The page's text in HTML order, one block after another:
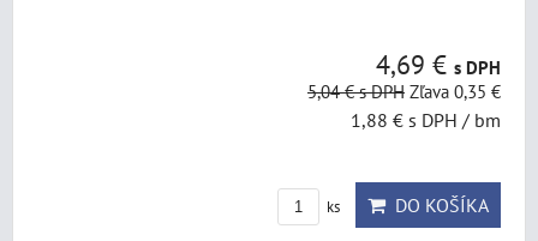
4,69 € s DPH
5,04 €s DPH Zľava 0,35 €
1,88 € s DPH / bm
ks DO KOŠÍKA